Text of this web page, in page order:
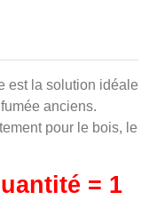
est la solution idéale
anciens.
pour le bois, le
= 1